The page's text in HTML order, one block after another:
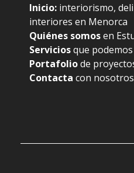
Inicio: interiorismo,
interiores en Menorca
Quiénes somosen
Serviciosque
Portafoliode
Contacta con nosotros